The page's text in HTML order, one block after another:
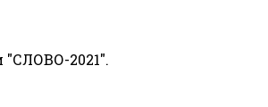
"СЛОВО-2021".